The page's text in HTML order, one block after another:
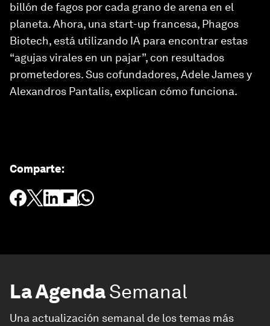
billón de fagos por cada grano de arena en el
planeta. Ahora, una start-up francesa, Phagos
Biotech, está utilizando IA para encontrar estas
“agujas virales en un pajar”, con resultados
prometedores. Sus cofundadores, Adele James y
Alexandros Pantalis, explican cómo funciona.
Comparte:
La AgendaSemanal
Una actualización semanal de los temas más